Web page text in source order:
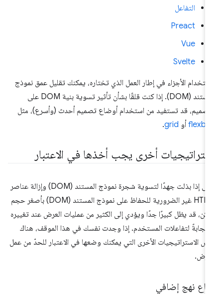
التفاعل
Preact
Vue
Svelte
الأجزاء في إطار العمل الذي تختاره، يمكنك تقليل عمق نموذج
المستند (DOM). إذا كنت قلقًا بشأن تأثير تسوية بنية DOM على
قد تستفيد من استخدام أوضاع تصميم أحدث (وأسرع)، مثل
أوgrid
.
أخرى يجب أخذها في الاعتبار
حتى إذا بذلت جهدًا لتسوية شجرة نموذج المستند (DOM) وإزالة عناصر
HTML غير الضرورية للحفاظ على نموذج المستند (DOM) بأصغر حجم
قد يظل كبيرًا جدًا ويؤدي إلى الكثير من عمليات العرض عند تغييره
لتفاعلات المستخدم. إذا وجدت نفسك في هذا الموقف، هناك
الاستراتيجيات الأخرى التي يمكنك وضعها في الاعتبار للحدّ من عمل
نهج إضافي